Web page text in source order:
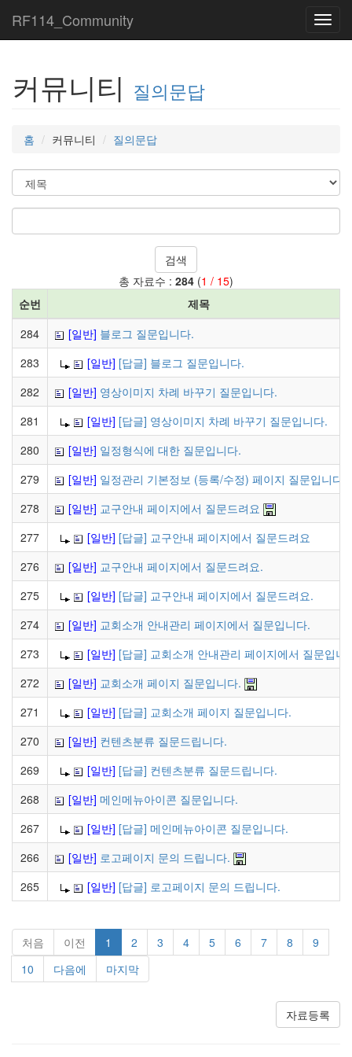
RF114_Community
커뮤니티 질의문답
홈 커뮤니티 질의문답
검색
총 자료수 : 284 (1 / 15)
순번
제목
284
[일반] 블로그 질문입니다.
283
[일반] [답글] 블로그 질문입니다.
282
[일반] 영상이미지 차례 바꾸기 질문입니다.
281
[일반] [답글] 영상이미지 차례 바꾸기 질문입니다.
280
[일반] 일정형식에 대한 질문입니다.
279
[일반] 일정관리 기본정보 (등록/수정) 페이지 질문입니다.
278
[일반] 교구안내 페이지에서 질문드려요
277
[일반] [답글] 교구안내 페이지에서 질문드려요
276
[일반] 교구안내 페이지에서 질문드려요.
275
[일반] [답글] 교구안내 페이지에서 질문드려요.
274
[일반] 교회소개 안내관리 페이지에서 질문입니다.
273
[일반] [답글] 교회소개 안내관리 페이지에서 질문입니
272
[일반] 교회소개 페이지 질문입니다.
271
[일반] [답글] 교회소개 페이지 질문입니다.
270
[일반] 컨텐츠분류 질문드립니다.
269
[일반] [답글] 컨텐츠분류 질문드립니다.
268
[일반] 메인메뉴아이콘 질문입니다.
267
[일반] [답글] 메인메뉴아이콘 질문입니다.
266
[일반] 로고페이지 문의 드립니다.
265
[일반] [답글] 로고페이지 문의 드립니다.
처음 이전 1 2 3 4 5 6 7 8
9
10
다음에 마지막
자료등록